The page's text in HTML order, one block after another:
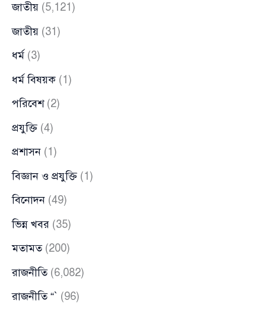
জাতীয় (5,121)
জাতীয় (31)
ধর্ম (3)
ধর্ম বিষয়ক (1)
পরিবেশ(2)
প্রযুক্তি (4)
প্রশাসন (1)
বিজ্ঞান ও প্রযুক্তি (1)
বিনোদন (49)
ভিন্ন খবর (35)
মতামত(200)
রাজনীতি(6,082)
রাজনীতি “` (96)